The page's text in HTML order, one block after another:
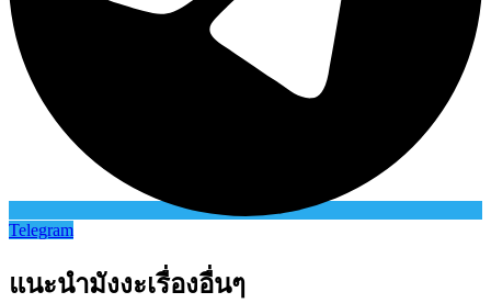
Telegram
แนะนำมังงะเรื่องอื่นๆ